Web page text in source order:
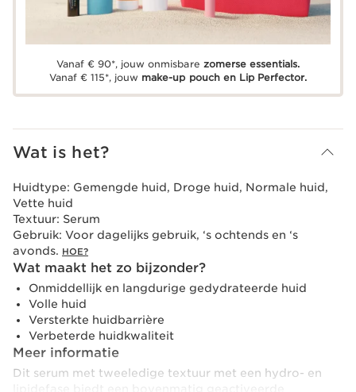
Vanaf € 90*, jouw onmisbare zomerse essentials.
Vanaf € 115*, jouw make-up pouch en Lip Perfector.
Wat is het?
Huidtype: Gemengde huid, Droge huid, Normale huid,
Vette huid
Textuur: Serum
Gebruik: Voor dagelijks gebruik, ‘s ochtends en ‘s
avonds. HOE?
Wat maakt het zo bijzonder?
Onmiddellijk en langdurige gedydrateerde huid
Volle huid
Versterkte huidbarrière
Verbeterde huidkwaliteit
Meer informatie
Dit serum met tweeledige textuur met een hydro- en